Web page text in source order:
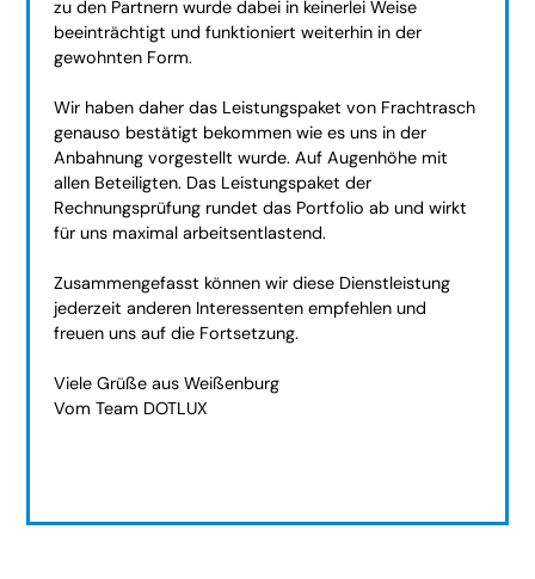
zu den Partnern wurde dabei in keinerlei Weise
beeinträchtigt und funktioniert weiterhin in der
gewohnten Form.
Wir haben daher das Leistungspaket von Frachtrasch
genauso bestätigt bekommen wie es uns in der
Anbahnung vorgestellt wurde. Auf Augenhöhe mit
allen Beteiligten. Das Leistungspaket der
Rechnungsprüfung rundet das Portfolio ab und wirkt
für uns maximal arbeitsentlastend.
Zusammengefasst können wir diese Dienstleistung
jederzeit anderen Interessenten empfehlen und
freuen uns auf die Fortsetzung.
Viele Grüße aus Weißenburg
Vom Team DOTLUX